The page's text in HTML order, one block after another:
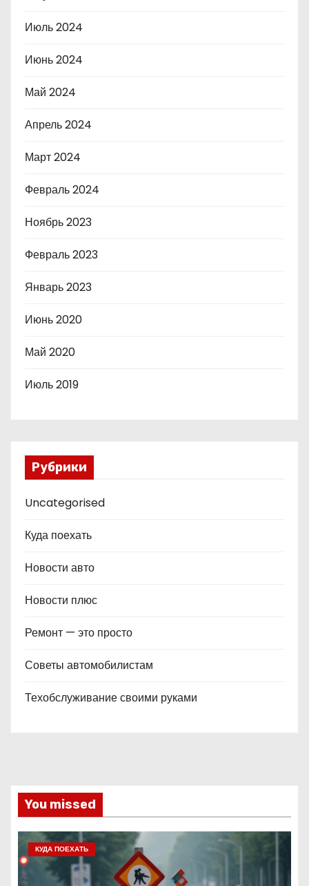
Июль 2024
Июнь 2024
Май 2024
Апрель 2024
Март 2024
Февраль 2024
Ноябрь 2023
Февраль 2023
Январь 2023
Июнь 2020
Май 2020
Июль 2019
Рубрики
Uncategorised
Куда поехать
Новости авто
Новости плюс
Ремонт — это просто
Советы автомобилистам
Техобслуживание своими руками
You missed
КУДА ПОЕХАТЬ